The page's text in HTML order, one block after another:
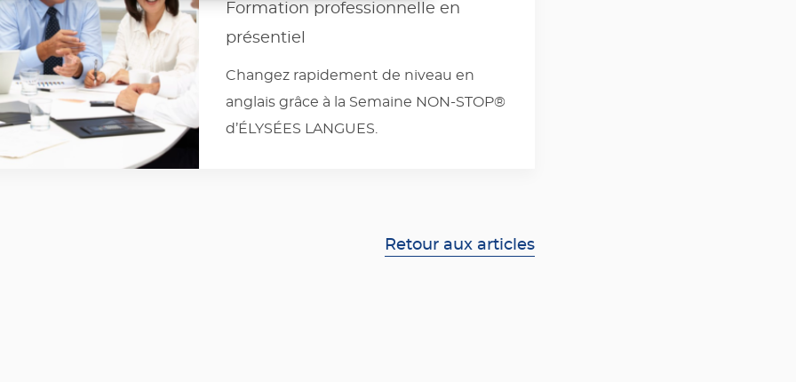
Formation professionnelle en
présentiel
Changez rapidement de niveau en
anglais grâce à la Semaine NON-STOP®
d’ÉLYSÉES LANGUES.
Retour aux articles